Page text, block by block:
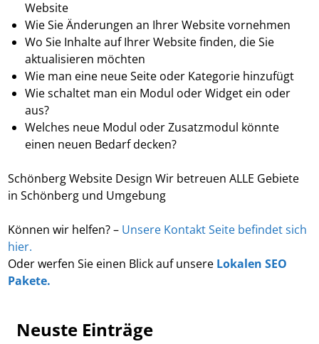
Website
Wie Sie Änderungen an Ihrer Website vornehmen
Wo Sie Inhalte auf Ihrer Website finden, die Sie
aktualisieren möchten
Wie man eine neue Seite oder Kategorie hinzufügt
Wie schaltet man ein Modul oder Widget ein oder
aus?
Welches neue Modul oder Zusatzmodul könnte
einen neuen Bedarf decken?
Schönberg Website Design Wir betreuen ALLE Gebiete
in Schönberg und Umgebung
Können wir helfen? – Unsere Kontakt Seite befindet sich
hier.
Oder werfen Sie einen Blick auf unsere Lokalen SEO
Pakete.
Neuste Einträge